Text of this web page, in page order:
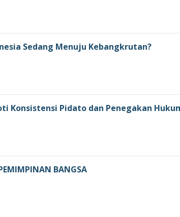
Sedang Menuju Kebangkrutan?
Konsistensi Pidato dan Penegakan
BANGSA